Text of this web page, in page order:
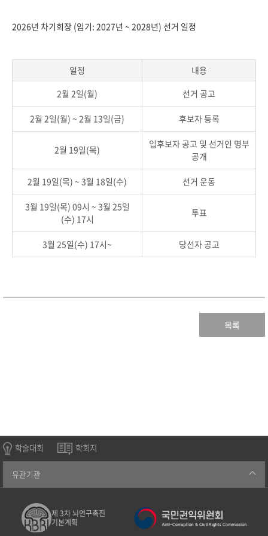
2026년 차기회장 (임기: 2027년 ~ 2028년) 선거 일정
일정
내용
2월 2일(월)
선거 공고
2월 2일(월) ~ 2월 13일(금) 후보자 등록
2월 19일(목)
입후보자 공고 및 선거인 명부
공개
2월 19일(목) ~ 3월 18일(수) 선거 운동
3월 19일(목) 09시 ~ 3월 25일
(수) 17시
투표
3월 25일(수) 17시~ 당선자 공고
목록
학술대회 학회지
유관기관
제 3차 뇌연구촉진
기본계획